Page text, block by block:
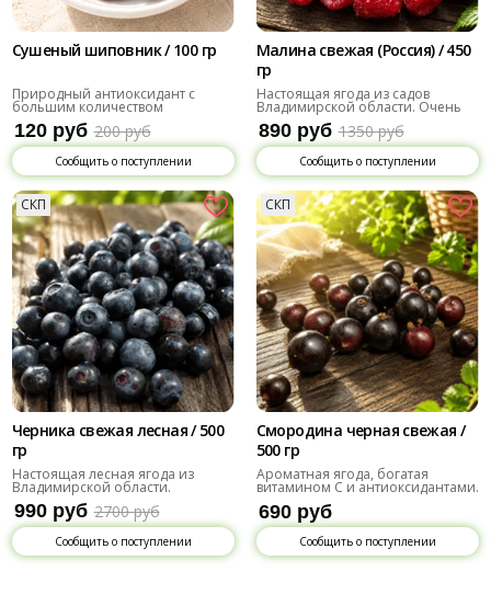
Сушеный шиповник / 100 гр
Природный антиоксидант с
большим количеством
витаминов
120 руб 200 руб
Сообщить о поступлении
Малина свежая (Россия) / 450
гр
Настоящая ягода из садов
Владимирской области. Очень
ароматная
890 руб 1350 руб
Сообщить о поступлении
СКП
Черника свежая лесная / 500
гр
Настоящая лесная ягода из
Владимирской области.
Ароматная и вкусная
990 руб 2700 руб
Сообщить о поступлении
СКП
Смородина черная свежая /
500 гр
Ароматная ягода, богатая
витамином С и антиоксидантами.
690 руб
Сообщить о поступлении